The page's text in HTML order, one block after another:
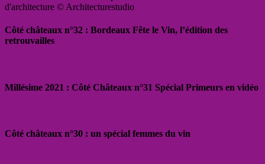
d'architecture © Architecturestudio
Côté châteaux n°32 : Bordeaux Fête le Vin, l’édition des
retrouvailles
Millésime 2021 : Côté Châteaux n°31 Spécial Primeurs en vidéo
Côté châteaux n°30 : un spécial femmes du vin